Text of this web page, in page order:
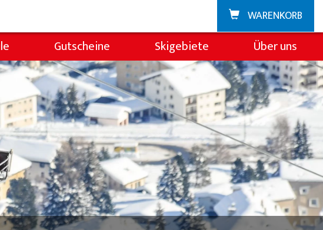
WARENKORB
Gutscheine
Skigebiete
Zuoz
La Punt
Über uns
Über die
Team
Demoteam
Partner &
FAQ
Jobs